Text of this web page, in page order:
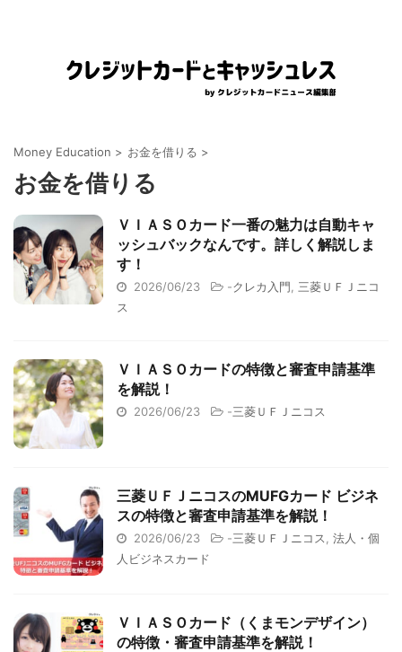
Money Education > お金を借りる >
お金を借りる
ＶＩＡＳＯカード一番の魅力は自動キャ
ッシュバックなんです。詳しく解説しま
す！
2026/06/23 -クレカ入門
三菱ＵＦＪニコ
ス
ＶＩＡＳＯカードの特徴と審査申請基準
を解説！
2026/06/23 -三菱ＵＦＪニコス
三菱ＵＦＪニコスのMUFGカード ビジネ
スの特徴と審査申請基準を解説！
2026/06/23 -三菱ＵＦＪニコス
法人・個
人ビジネスカード
ＶＩＡＳＯカード（くまモンデザイン）
の特徴・審査申請基準を解説！